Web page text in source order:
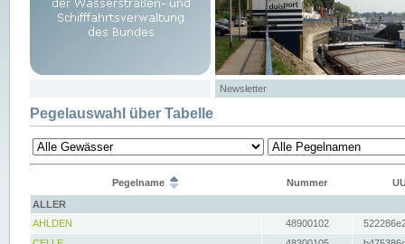
Newsletter
Pegelauswahl über Tabelle
Pegelname Nummer
ALLER
AHLDEN
48900102